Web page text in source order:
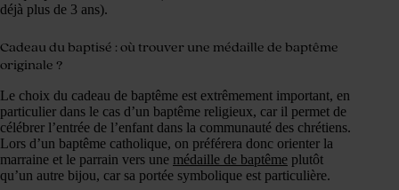
déjà plus de 3 ans).
Cadeau du baptisé : où trouver une médaille de baptême
originale ?
Le choix du cadeau de baptême est extrêmement important, en
particulier dans le cas d’un baptême religieux, car il permet de
célébrer l’entrée de l’enfant dans la communauté des chrétiens.
Lors d’un baptême catholique, on préférera donc orienter la
marraine et le parrain vers une médaille de baptême plutôt
qu’un autre bijou, car sa portée symbolique est particulière.